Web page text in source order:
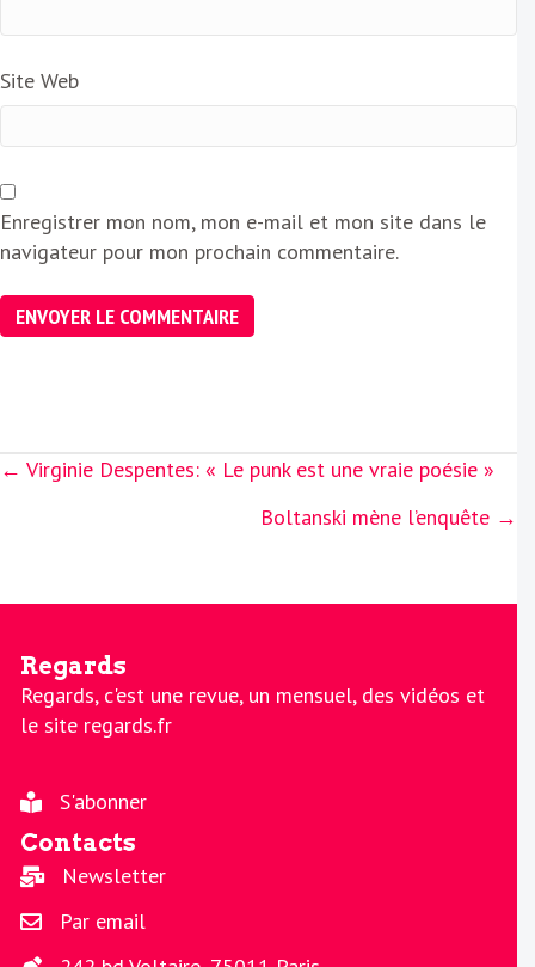
Site Web
Enregistrer mon nom, mon e-mail et mon site dans le
navigateur pour mon prochain commentaire.
Posts
← Virginie Despentes: « Le punk est une vraie poésie »
Boltanski mène l’enquête →
Regards
Regards, c'est une revue, un mensuel, des vidéos et
le site regards.fr
S'abonner
Contacts
Newsletter
Par email